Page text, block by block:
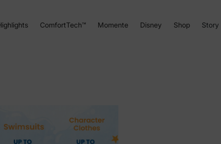
ComfortTech™ Momente Disney Shop Story